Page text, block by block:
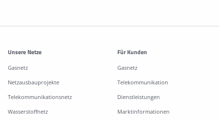
Weitere Informationen
Unsere Netze
Gasnetz
Netzausbauprojekte
Telekommunikationsnetz
Wasserstoffnetz
Für Kunden
Gasnetz
Telekommunikation
Dienstleistungen
Marktinformationen